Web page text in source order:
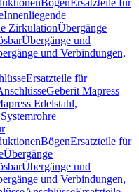
BögenErsatzteile für
Innenliegende
ZirkulationÜbergänge
Übergänge und
und Verbindungen,
Ersatzteile für
Geberit Mapress
Edelstahl,
BögenErsatzteile für
Übergänge
Übergänge und
und Verbindungen,